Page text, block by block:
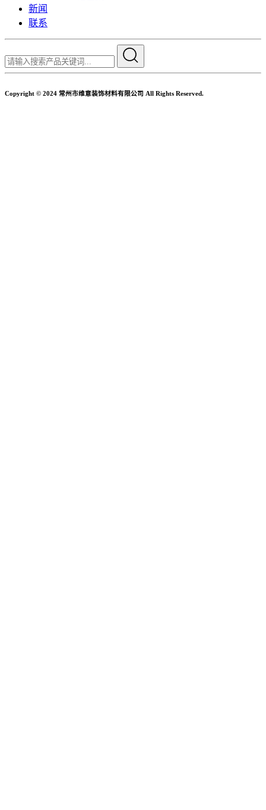
新闻
联系
Copyright © 2024 常州市维意装饰材料有限公司 All Rights Reserved.